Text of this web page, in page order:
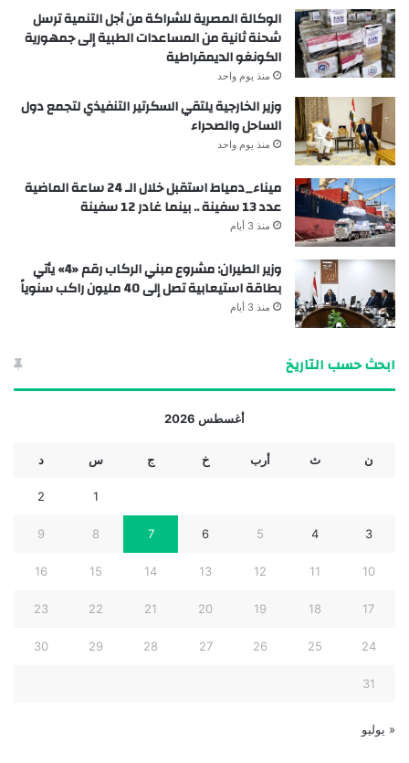
الوكالة المصرية للشراكة من أجل التنمية ترسل
شحنة ثانية من المساعدات الطبية إلى جمهورية
الكونغو الديمقراطية
منذ يوم واحد
وزير الخارجية يلتقي السكرتير التنفيذي لتجمع دول
الساحل والصحراء
منذ يوم واحد
ميناء_دمياط استقبل خلال الـ 24 ساعة الماضية
عدد 13 سفينة .. بينما غادر 12 سفينة
منذ 3 أيام
وزير الطيران: مشروع مبني الركاب رقم «4» يأتي
بطاقة استيعابية تصل إلى 40 مليون راكب سنوياً
منذ 3 أيام
ابحث حسب التاريخ
أغسطس 2026
ن ث أرب خ ج س د
1
2
3
4
5
6
7
8
9
10
11
12
13
14
15
16
17
18
19
20
21
22
23
24
25
26
27
28
29
30
31
« يوليو